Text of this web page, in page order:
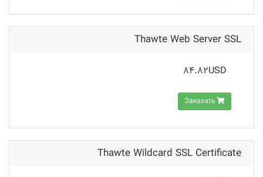
Thawte Web Server SSL
84.82USD
Заказать
Thawte Wildcard SSL Certificate